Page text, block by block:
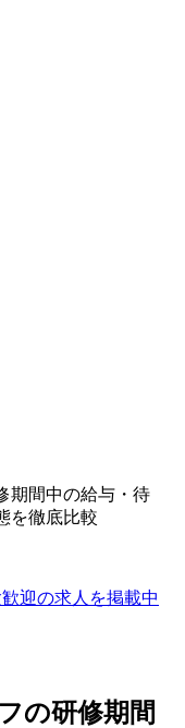
期間中の給与・待
を徹底比較
迎の求人を掲載中
の研修期間